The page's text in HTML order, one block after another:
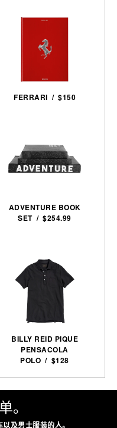
FERRARI / $150
ADVENTURE BOOK
SET / $254.99
BILLY REID PIQUE
PENSACOLA
POLO / $128
。
及男士服装的人。